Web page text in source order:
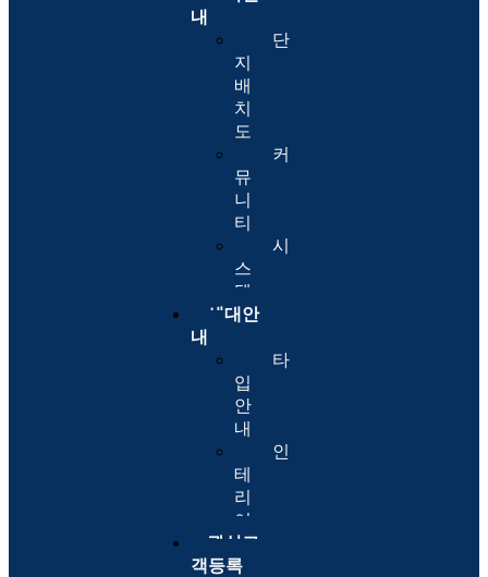
내
단
지
배
치
도
커
뮤
니
티
시
스
템
세대안
내
타
입
안
내
인
테
리
어
관심고
객등록